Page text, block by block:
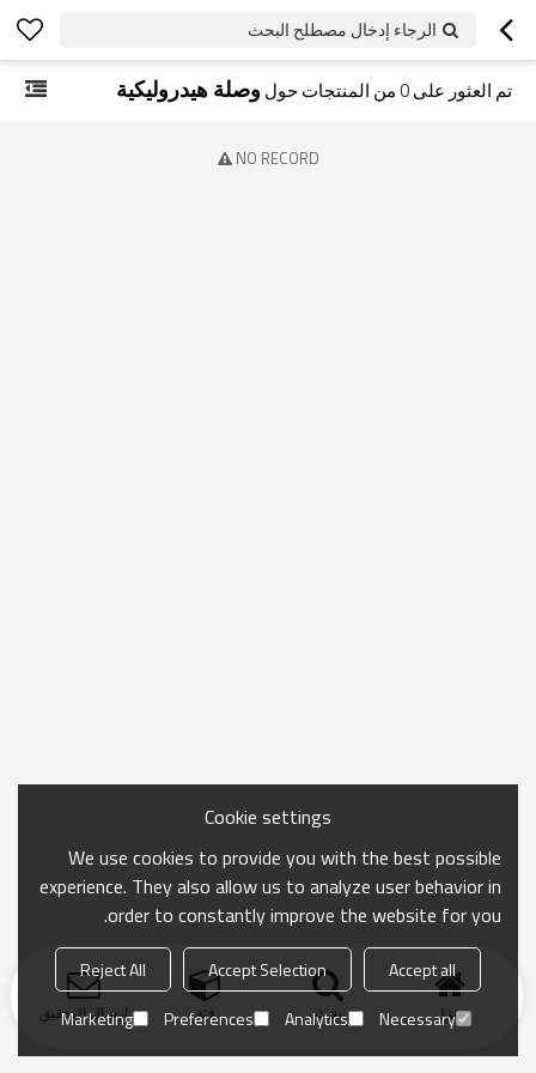
الرجاء إدخال مصطلح البحث
تم العثور على0من المنتجات حول وصلة هيدروليكية
NO RECORD
منزل بحث فئة ارسال التحقيق
Cookie settings
We use cookies to provide you with the best possible
experience. They also allow us to analyze user behavior in
order to constantly improve the website for you.
Accept all
Accept Selection
Reject All
Necessary
Analytics
Preferences
Marketing